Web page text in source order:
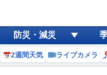
防災・減災
2週間天気 ライブカメラ